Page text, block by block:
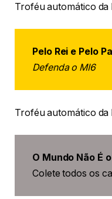
Troféu automático da
Pelo Rei e Pelo
Defenda o MI6
Troféu automático da
⁠O Mundo Não É
Colete todos os